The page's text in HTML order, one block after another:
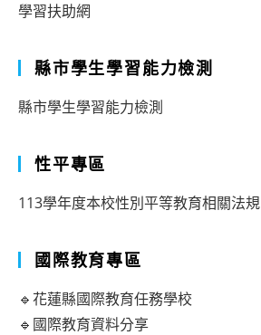
學習扶助網
縣市學生學習能力檢測
縣市學生學習能力檢測
性平專區
113學年度本校性別平等教育相關法規
國際教育專區
🔹花蓮縣國際教育任務學校
🔹國際教育資料分享